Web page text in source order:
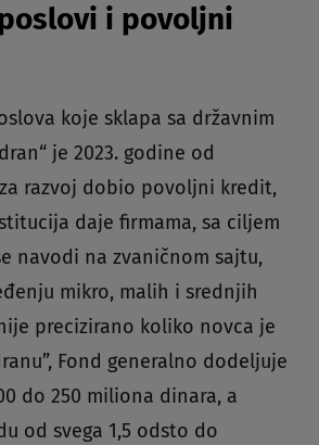
i povoljni
koje sklapa sa državnim
je 2023. godine od
razvoj dobio povoljni kredit,
daje firmama, sa ciljem
navodi na zvaničnom sajtu,
mikro, malih i srednjih
precizirano koliko novca je
Fond generalno dodeljuje
do 250 miliona dinara, a
od svega 1,5 odsto do